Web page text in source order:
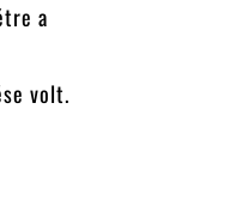
a
volt.